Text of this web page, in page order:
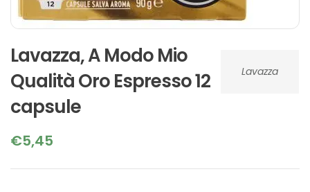
Lavazza
Lavazza, A Modo Mio
Qualità Oro Espresso 12
capsule
€5,45